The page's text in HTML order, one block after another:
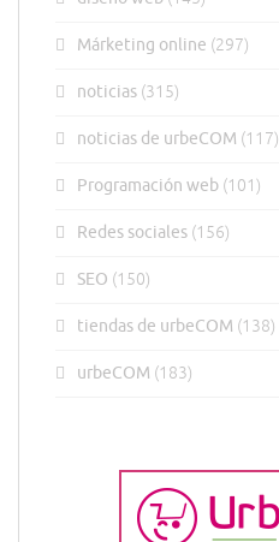
Márketing online (297)
noticias (315)
noticias de urbeCOM (117)
Programación web (101)
Redes sociales (156)
SEO (150)
tiendas de urbeCOM (138)
urbeCOM (183)